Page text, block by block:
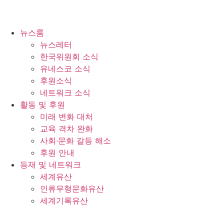
뉴스룸
뉴스레터
한국위원회 소식
유네스코 소식
후원소식
네트워크 소식
활동 및 후원
미래 변화 대처
교육 격차 완화
사회∙문화 갈등 해소
후원 안내
등재 및 네트워크
세계유산
인류무형문화유산
세계기록유산